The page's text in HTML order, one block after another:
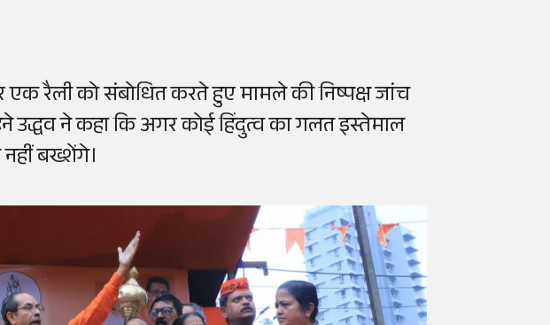
एक रैली को संबोधित करते हुए मामले की निष्पक्ष जांच
उद्धव ने कहा कि अगर कोई हिंदुत्व का गलत इस्तेमाल
बख्शेंगे।